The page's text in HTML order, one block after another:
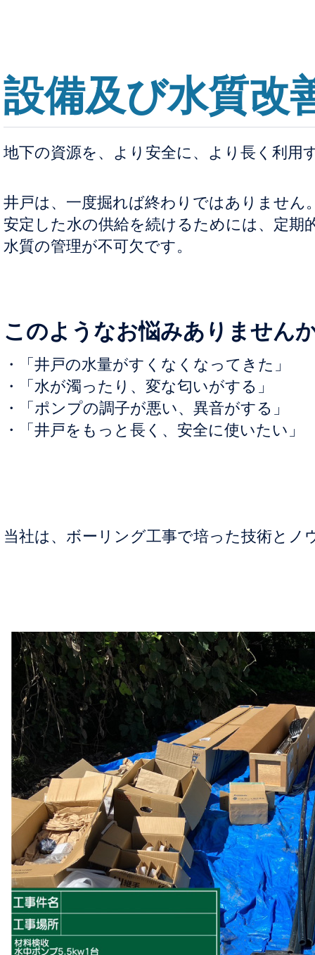
設備及び水質改
地下の資源を、より安全に、より長く利用
井戸は、一度掘れば終わりではありません
安定した水の供給を続けるためには、定期
水質の管理が不可欠です。
このようなお悩みありません
・「井戸の水量がすくなくなってきた」
・「水が濁ったり、変な匂いがする」
・「ポンプの調子が悪い、異音がする」
・「井戸をもっと長く、安全に使いたい」
当社は、ボーリング工事で培った技術と